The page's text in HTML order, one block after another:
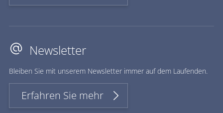
Newsletter
Bleiben Sie mit unserem Newsletter immer auf dem Laufenden.
Erfahren Sie mehr